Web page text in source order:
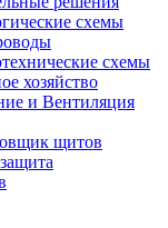
схемы
схемы
хозяйство
и Вентиляция
щитов